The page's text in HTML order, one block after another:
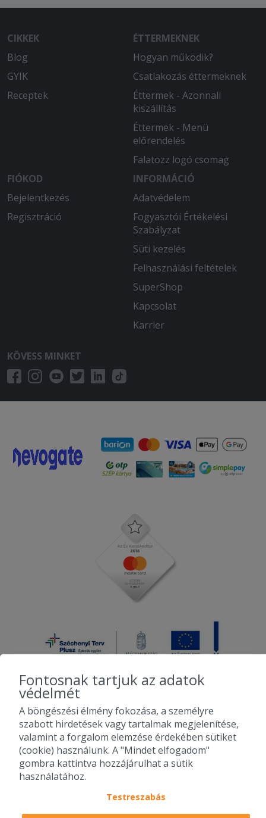
CIKKEK
Blog
GYIK
Receptek
ÉTTERMEKNEK
Hogyan működik?
Csatlakozás éttermeknek
Éttermek - Azonnali
kiszállítás
Éttermek - Menü
előrendelés
Falatozz logó csomag
FIÓKOD
Bejelentkezés
Regisztráció
INFORMÁCIÓ
Adatvédelem
Fogyasztói Értékelési
Szabályzat
Süti kezelés
Felhasználási feltételek
SuperShop
Kapcsolat
Karrier
KÖVESS MINKET
2010-2026 Copyright - Falatozz.hu - Diston-line Kft.
Pizza, gyros, hamburger, menük kedvező áron, egy helyen az összes
étterem ajánlata.
Fontosnak tartjuk az adatok
védelmét
A böngészési élmény fokozása, a személyre
szabott hirdetések vagy tartalmak megjelenítése,
valamint a forgalom elemzése érdekében sütiket
(cookie) használunk. A "Mindet elfogadom"
gombra kattintva hozzájárulhat a sütik
használatához.
Testreszabás